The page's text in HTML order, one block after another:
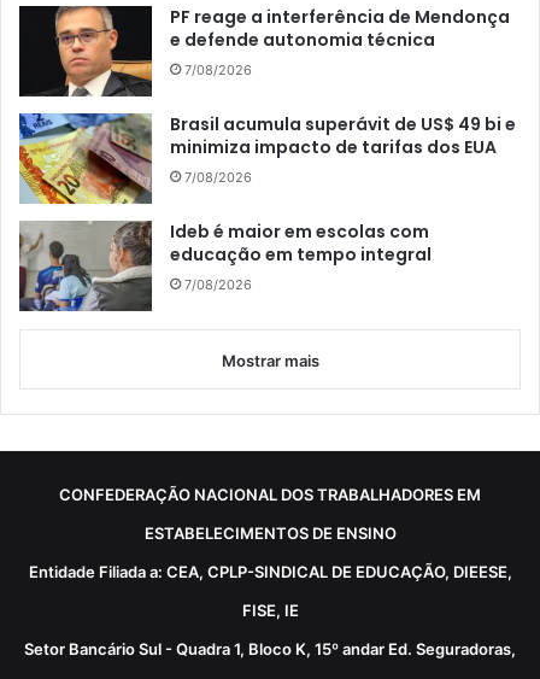
PF reage a interferência de Mendonça
e defende autonomia técnica
7/08/2026
Brasil acumula superávit de US$ 49 bi e
minimiza impacto de tarifas dos EUA
7/08/2026
Ideb é maior em escolas com
educação em tempo integral
7/08/2026
Mostrar mais
CONFEDERAÇÃO NACIONAL DOS TRABALHADORES EM
ESTABELECIMENTOS DE ENSINO
Entidade Filiada a: CEA, CPLP-SINDICAL DE EDUCAÇÃO, DIEESE,
FISE, IE
Setor Bancário Sul - Quadra 1, Bloco K, 15º andar Ed. Seguradoras,